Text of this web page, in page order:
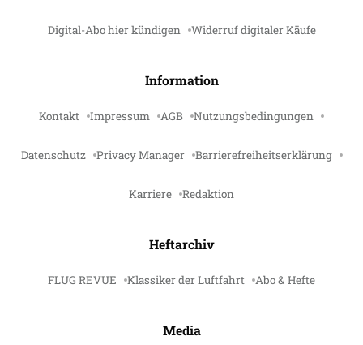
Digital-Abo hier kündigen Widerruf digitaler Käufe
Information
Kontakt Impressum AGB Nutzungsbedingungen
Datenschutz Privacy Manager Barrierefreiheitserklärung
Karriere Redaktion
Heftarchiv
FLUG REVUE Klassiker der Luftfahrt Abo & Hefte
Media